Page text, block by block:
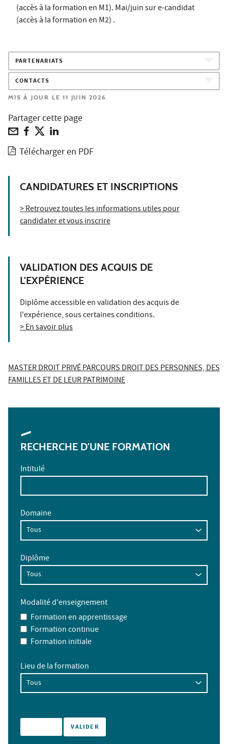
(accès à la formation en M1). Mai/juin sur e-candidat
(accès à la formation en M2) .
PARTENARIATS
CONTACTS
MIS À JOUR LE 11 JUIN 2026
Partager cette page
Télécharger en PDF
CANDIDATURES ET INSCRIPTIONS
> Retrouvez toutes les informations utiles pour
candidater et vous inscrire
VALIDATION DES ACQUIS DE
L'EXPÉRIENCE
Diplôme accessible en validation des acquis de
l'expérience, sous certaines conditions.
> En savoir plus
MASTER DROIT PRIVÉ PARCOURS DROIT DES PERSONNES, DES
FAMILLES ET DE LEUR PATRIMOINE
RECHERCHE D'UNE FORMATION
Intitulé
Domaine
Diplôme
Modalité d'enseignement
Formation en apprentissage
Formation continue
Formation initiale
Lieu de la formation